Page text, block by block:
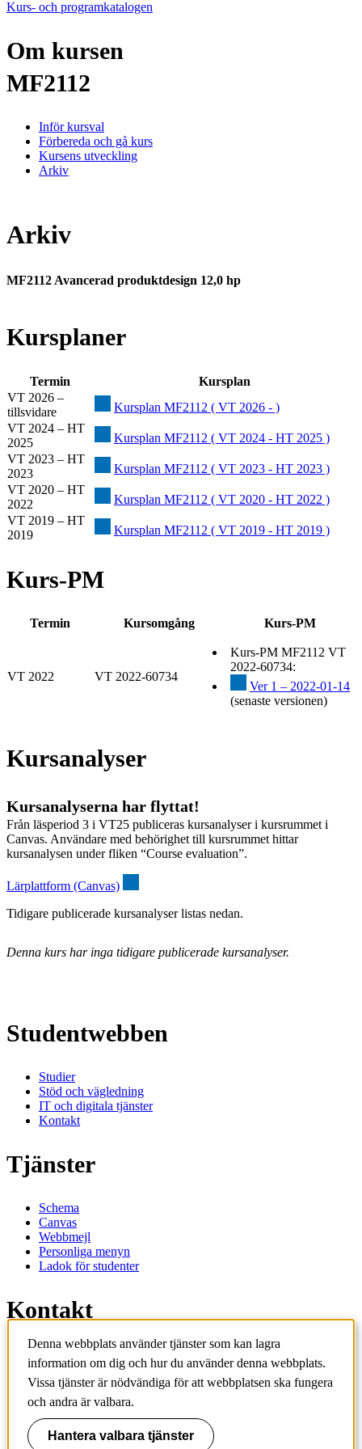
Kurs- och programkatalogen
Om kursen
MF2112
Inför kursval
Förbereda och gå kurs
Kursens utveckling
Arkiv
Arkiv
MF2112 Avancerad produktdesign 12,0 hp
Kursplaner
Termin
Kursplan
VT 2026 –
tillsvidare
Kursplan MF2112 ( VT 2026 - )
VT 2024 – HT
2025
Kursplan MF2112 ( VT 2024 - HT 2025 )
VT 2023 – HT
2023
Kursplan MF2112 ( VT 2023 - HT 2023 )
VT 2020 – HT
2022
Kursplan MF2112 ( VT 2020 - HT 2022 )
VT 2019 – HT
2019
Kursplan MF2112 ( VT 2019 - HT 2019 )
Kurs-PM
Termin Kursomgång Kurs-PM
VT 2022 VT 2022-60734
Kurs-PM MF2112 VT
2022-60734:
Ver 1 – 2022-01-14
(senaste versionen)
Kursanalyser
Kursanalyserna har flyttat!
Från läsperiod 3 i VT25 publiceras kursanalyser i kursrummet i
Canvas. Användare med behörighet till kursrummet hittar
kursanalysen under fliken “Course evaluation”.
Lärplattform (Canvas)
Tidigare publicerade kursanalyser listas nedan.
Denna kurs har inga tidigare publicerade kursanalyser.
Studentwebben
Studier
Stöd och vägledning
IT och digitala tjänster
Kontakt
Tjänster
Schema
Canvas
Webbmejl
Personliga menyn
Ladok för studenter
Kontakt
Kontakta utbildningsprogram
Kontakta kurs
IT-support
KTH Entré
KTH
Denna webbplats använder tjänster som kan lagra
information om dig och hur du använder denna webbplats.
Vissa tjänster är nödvändiga för att webbplatsen ska fungera
och andra är valbara.
Hantera valbara tjänster